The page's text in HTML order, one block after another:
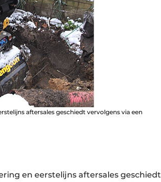
aftersales geschiedt vervolgens via een
en eerstelijns aftersales geschiedt